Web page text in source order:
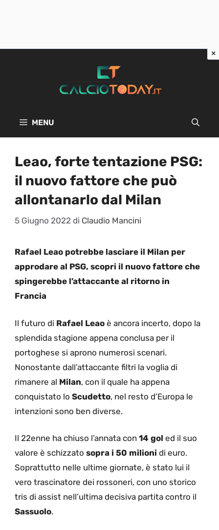
MENU
Leao, forte tentazione PSG:
il nuovo fattore che può
allontanarlo dal Milan
5 Giugno 2022 di Claudio Mancini
Rafael Leao potrebbe lasciare il Milan per
approdare al PSG, scopri il nuovo fattore che
spingerebbe l’attaccante al ritorno in
Francia
Il futuro di Rafael Leao è ancora incerto, dopo la
splendida stagione appena conclusa per il
portoghese si aprono numerosi scenari.
Nonostante dall’attaccante filtri la voglia di
rimanere al Milan, con il quale ha appena
conquistato lo Scudetto, nel resto d’Europa le
intenzioni sono ben diverse.
Il 22enne ha chiuso l’annata con 14 gol ed il suo
valore è schizzato sopra i 50 milioni di euro.
Soprattutto nelle ultime giornate, è stato lui il
vero trascinatore dei rossoneri, con uno storico
tris di assist nell’ultima decisiva partita contro il
Sassuolo.